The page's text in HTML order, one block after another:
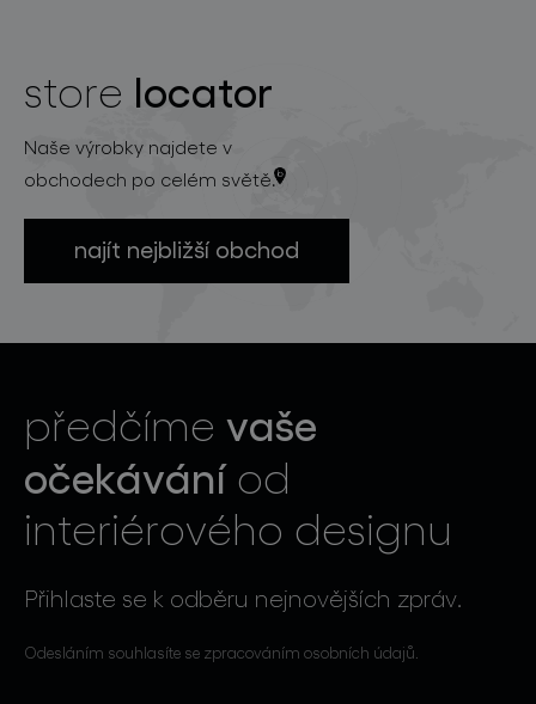
store locator
Naše výrobky najdete v
obchodech po celém světě.
najít nejbližší obchod
předčíme vaše
očekáváníod
interiérového designu
Přihlaste se k odběru nejnovějších zpráv.
Odesláním souhlasíte se zpracováním osobních údajů.